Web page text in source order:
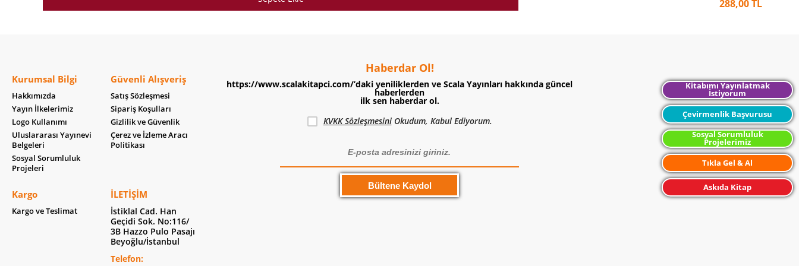
288,00 TL
Kurumsal Bilgi
Hakkımızda
Yayın İlkelerimiz
Logo Kullanımı
Uluslararası Yayınevi
Belgeleri
Sosyal Sorumluluk
Projeleri
Güvenli Alışveriş
Satış Sözleşmesi
Sipariş Koşulları
Gizlilik ve Güvenlik
Çerez ve İzleme Aracı
Politikası
Kargo
Kargo ve Teslimat
İLETIŞIM
İstiklal Cad. Han
Geçidi Sok. No:116/
3B Hazzo Pulo Pasajı
Beyoğlu/İstanbul
Telefon:
Haberdar Ol!
https://www.scalakitapci.com/’daki yeniliklerden ve Scala Yayınları hakkında güncel
haberlerden
ilk sen haberdar ol.
KVKK SözleşmesiniOkudum, Kabul Ediyorum.
Kitabımı Yayınlatmak
İstiyorum
Çevirmenlik Başvurusu
Sosyal Sorumluluk
Projelerimiz
Tıkla Gel & Al
Askıda Kitap